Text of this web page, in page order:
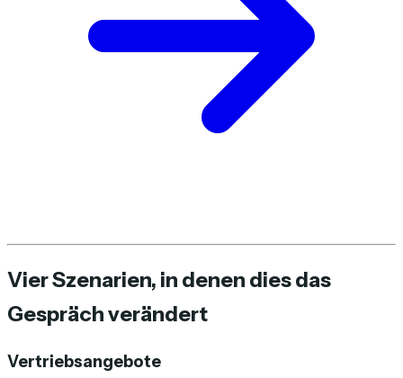
Vier Szenarien, in denen dies das
Gespräch verändert
Vertriebsangebote